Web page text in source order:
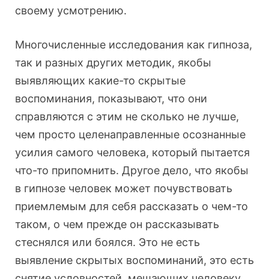
своему усмотрению.
Многочисленные исследования как гипноза,
так и разных других методик, якобы
выявляющих какие-то скрытые
воспоминания, показывают, что они
справляются с этим не сколько не лучше,
чем просто целенаправленные осознанные
усилия самого человека, который пытается
что-то припомнить. Другое дело, что якобы
в гипнозе человек может почувствовать
приемлемым для себя рассказать о чем-то
таком, о чем прежде он рассказывать
стеснялся или боялся. Это не есть
выявление скрытых воспоминаний, это есть